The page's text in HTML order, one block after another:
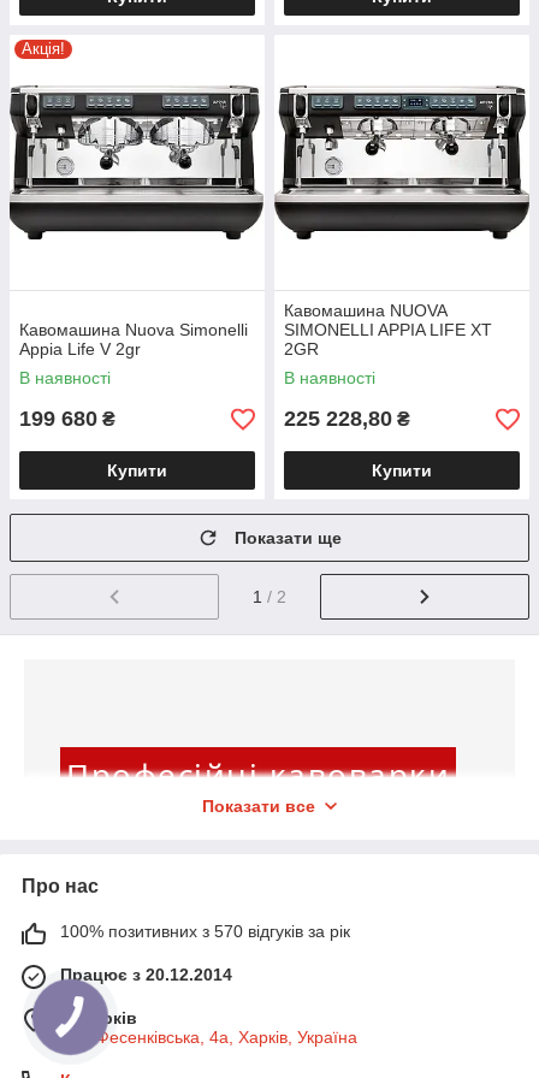
Популярні моделі
Кавоварка Nuova Simonelli Appia Life S 2gr
Усі компоненти напою дозуються вручну. Дві
робочі групи, регулювання висоти 140 мм. Є
функція попереднього заварювання. Бойлер 11
Акція!
Кавомашина Nuova Simonelli
Appia Life V 2gr
В наявності
199 680 ₴
Купити
Кавомашина NUOVA
SIMONELLI APPIA LIFE XT
2GR
В наявності
225 228,80 ₴
Купити
Показати ще
1 / 2
Професійні кавоварки
як бізнес-проект, радимо придбати
service».
Показати все
Про нас
100% позитивних з 570 відгуків за рік
Працює з 20.12.2014
м. Харків
вул. Фесенківська, 4а, Харків, Україна